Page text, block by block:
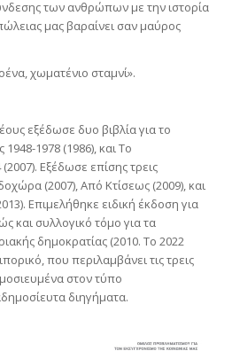
των ανθρώπων με την ιστορία
μας βαραίνει σαν μαύρος
χωματένιο σταμνί».
εξέδωσε δυο βιβλία για το
1978 (1986), και Το
Εξέδωσε επίσης τρεις
(2007), Από Κτίσεως (2009), και
Επιμελήθηκε ειδική έκδοση για
και συλλογικό τόμο για τα
δημοκρατίας (2010. Το 2022
που περιλαμβάνει τις τρεις
στον τύπο
διηγήματα.